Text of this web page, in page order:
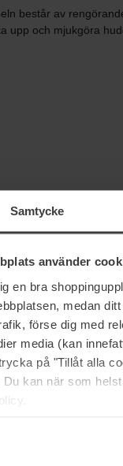
Samtycke
använder
en bra
medan
förse dig med
media (kan
på "Tillåt alla
Du kan när som
består av
upp och mjukgöra
Gel Cleanser
& svar (0)
4